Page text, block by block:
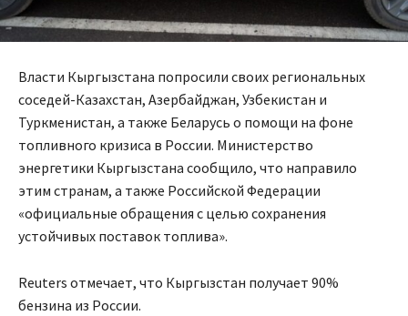
Власти Кыргызстана попросили своих региональных
соседей-Казахстан, Азербайджан, Узбекистан и
Туркменистан, а также Беларусь о помощи на фоне
топливного кризиса в России. Министерство
энергетики Кыргызстана сообщило, что направило
этим странам, а также Российской Федерации
«официальные обращения с целью сохранения
устойчивых поставок топлива».
Reuters отмечает, что Кыргызстан получает 90%
бензина из России.